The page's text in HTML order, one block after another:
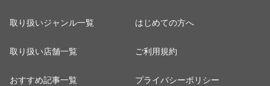
取り扱いジャンル一覧
取り扱い店舗一覧
おすすめ記事一覧
はじめての方へ
ご利用規約
プライバシーポリシー